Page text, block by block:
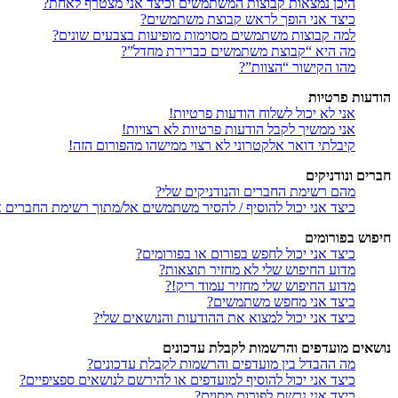
כיצד אני הופך לראש קבוצת משתמשים?
למה קבוצות משתמשים מסוימות מופיעות בצבעים שונים?
מה היא “קבוצת משתמשים כברירת מחדל”?
מהו הקישור “הצוות”?
הודעות פרטיות
אני לא יכול לשלוח הודעות פרטיות!
אני ממשיך לקבל הודעות פרטיות לא רצויות!
קיבלתי דואר אלקטרוני לא רצוי ממישהו מהפורום הזה!
חברים ונודניקים
מהם רשימת החברים והנודניקים שלי?
כיצד אני יכול להוסיף / להסיר משתמשים אל/מתוך רשימת החברים
חיפוש בפורומים
כיצד אני יכול לחפש בפורום או בפורומים?
מדוע החיפוש שלי לא מחזיר תוצאות?
מדוע החיפוש שלי מחזיר עמוד ריק!?
כיצד אני מחפש משתמשים?
כיצד אני יכול למצוא את ההודעות והנושאים שלי?
נושאים מועדפים והרשמות לקבלת עדכונים
מה ההבדל בין מועדפים והרשמות לקבלת עדכונים?
כיצד אני יכול להוסיף למועדפים או להירשם לנושאים ספציפיים?